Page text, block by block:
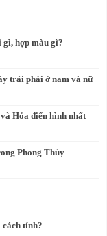
gì, hợp màu gì?
trái phải ở nam và nữ
Hỏa điển hình nhất
Phong Thủy
cách tính?